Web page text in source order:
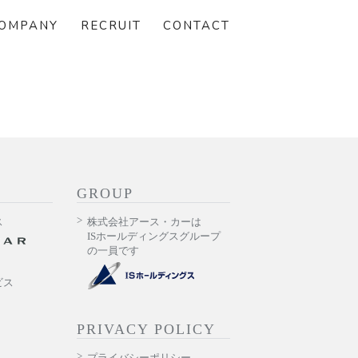
RECRUIT CONTACT
GROUP
株式会社アース・カーは
ISホールディングスグループ
の一員です
PRIVACY POLICY